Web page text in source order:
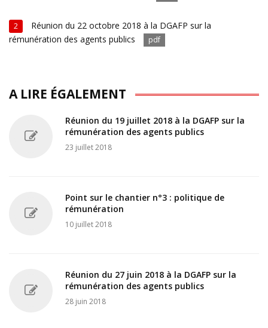
2
Réunion du 22 octobre 2018 à la DGAFP sur la
rémunération des agents publics
pdf
A LIRE ÉGALEMENT
Réunion du 19 juillet 2018 à la DGAFP sur la
rémunération des agents publics
23 juillet 2018
Point sur le chantier n°3 : politique de
rémunération
10 juillet 2018
Réunion du 27 juin 2018 à la DGAFP sur la
rémunération des agents publics
28 juin 2018